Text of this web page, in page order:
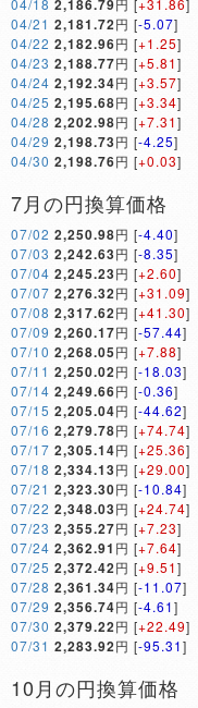
04/18 2,186.79円 [+31.86]
04/21 2,181.72円 [-5.07]
04/22 2,182.96円 [+1.25]
04/23 2,188.77円 [+5.81]
04/24 2,192.34円 [+3.57]
04/25 2,195.68円 [+3.34]
04/28 2,202.98円 [+7.31]
04/29 2,198.73円 [-4.25]
04/30 2,198.76円 [+0.03]
7月の円換算価格
07/02 2,250.98円 [-4.40]
07/03 2,242.63円 [-8.35]
07/04 2,245.23円 [+2.60]
07/07 2,276.32円 [+31.09]
07/08 2,317.62円 [+41.30]
07/09 2,260.17円 [-57.44]
07/10 2,268.05円 [+7.88]
07/11 2,250.02円 [-18.03]
07/14 2,249.66円 [-0.36]
07/15 2,205.04円 [-44.62]
07/16 2,279.78円 [+74.74]
07/17 2,305.14円 [+25.36]
07/18 2,334.13円 [+29.00]
07/21 2,323.30円 [-10.84]
07/22 2,348.03円 [+24.74]
07/23 2,355.27円 [+7.23]
07/24 2,362.91 円 [+7.64]
07/25 2,372.42円 [+9.51]
07/28 2,361.34円 [-11.07]
07/29 2,356.74円 [-4.61]
07/30 2,379.22円 [+22.49]
07/31 2,283.92円 [-95.31]
10月の円換算価格